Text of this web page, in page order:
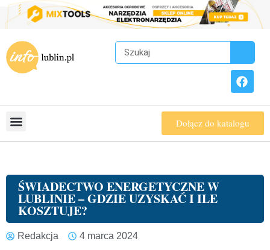
Dołącz do katalogu
ŚWIADECTWO ENERGETYCZNE W
LUBLINIE – GDZIE UZYSKAĆ I ILE
KOSZTUJE?
Redakcja 4 marca 2024